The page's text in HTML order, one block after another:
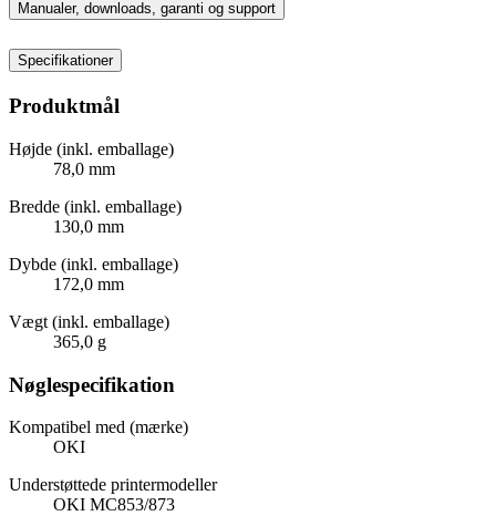
Manualer, downloads, garanti og support
Specifikationer
Produktmål
Højde (inkl. emballage)
78,0 mm
Bredde (inkl. emballage)
130,0 mm
Dybde (inkl. emballage)
172,0 mm
Vægt (inkl. emballage)
365,0 g
Nøglespecifikation
Kompatibel med (mærke)
OKI
Understøttede printermodeller
OKI MC853/873